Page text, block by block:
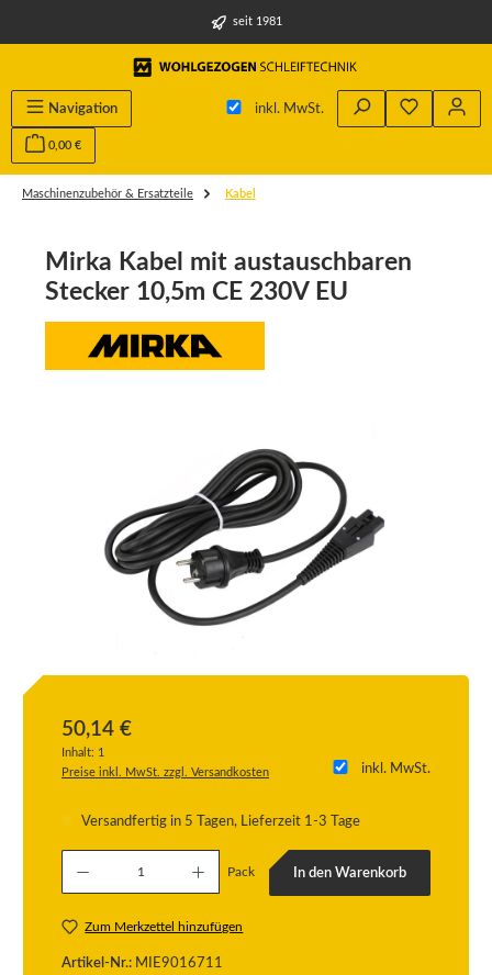
seit 1981
Navigation inkl. MwSt.
0,00 €
Maschinenzubehör & Ersatzteile Kabel
Mirka Kabel mit austauschbaren
Stecker 10,5m CE 230V EU
50,14 €
Inhalt: 1
inkl. MwSt.
Preise inkl. MwSt. zzgl. Versandkosten
Versandfertig in 5 Tagen, Lieferzeit 1-3 Tage
Produkt Anzahl: Gib den gewünschten Wert ein oder benutze die Schaltflächen um
Pack In den Warenkorb
Zum Merkzettel hinzufügen
Artikel-Nr.: MIE9016711